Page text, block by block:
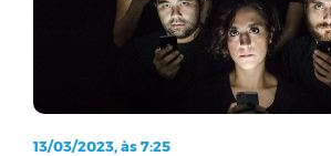
13/03/2023, às 7:25